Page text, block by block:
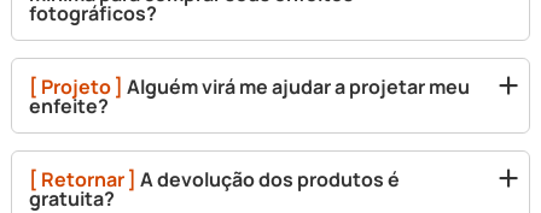
fotográficos?
[ Projeto ] Alguém virá me ajudar a projetar meu
enfeite?
[ Retornar ] A devolução dos produtos é
gratuita?